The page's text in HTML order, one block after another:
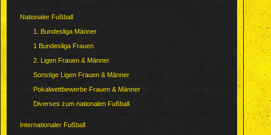
Nationaler Fußball
1. Bundesliga Männer
1 Bundesliga Frauen
2. Ligen Frauen & Männer
Sonstige Ligen Frauen & Männer
Pokalwettbewerbe Frauen & Männer
Diverses zum nationalen Fußball
Internationaler Fußball